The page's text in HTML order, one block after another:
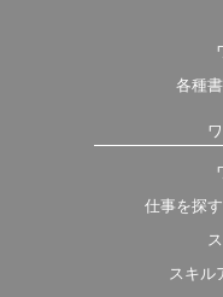
各種
仕事を探
スキル